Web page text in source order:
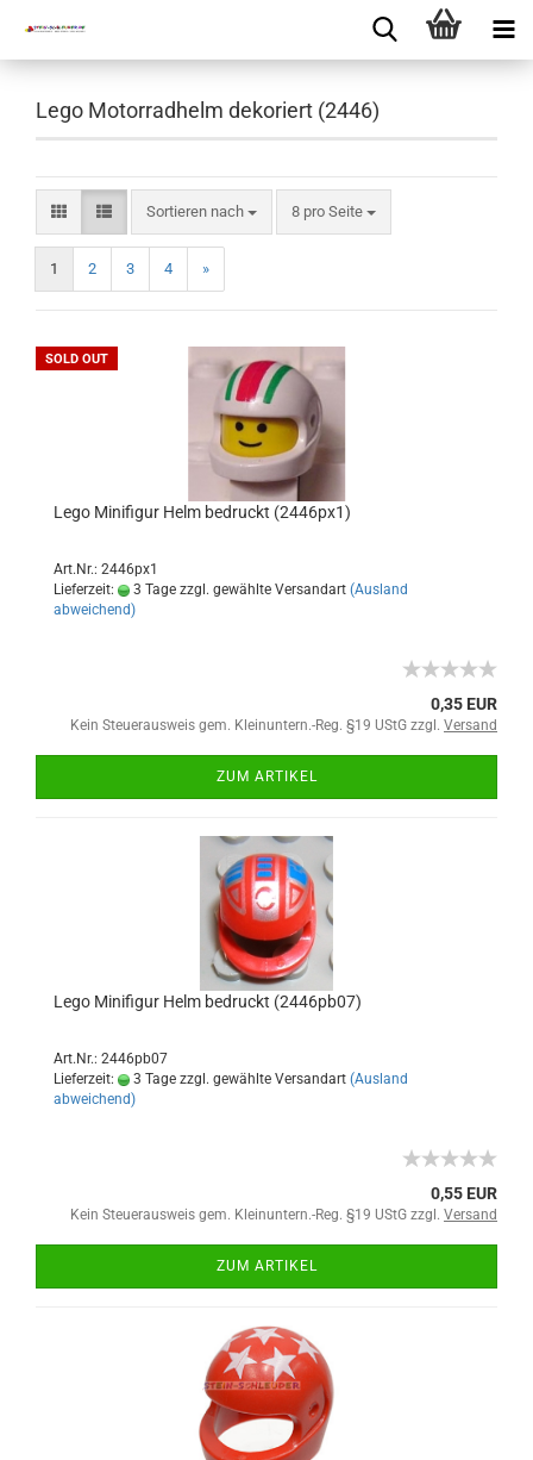
Lego Motorradhelm dekoriert (2446)
Sortieren nach 8 pro Seite
1 2 3 4 »
SOLD OUT
Lego Minifigur Helm bedruckt (2446px1)
Art.Nr.: 2446px1
Lieferzeit:
3 Tage zzgl. gewählte Versandart (Ausland
abweichend)
0,35 EUR
Kein Steuerausweis gem. Kleinuntern.-Reg. §19 UStG zzgl. Versand
ZUM ARTIKEL
Lego Minifigur Helm bedruckt (2446pb07)
Art.Nr.: 2446pb07
Lieferzeit:
3 Tage zzgl. gewählte Versandart (Ausland
abweichend)
0,55 EUR
Kein Steuerausweis gem. Kleinuntern.-Reg. §19 UStG zzgl. Versand
ZUM ARTIKEL